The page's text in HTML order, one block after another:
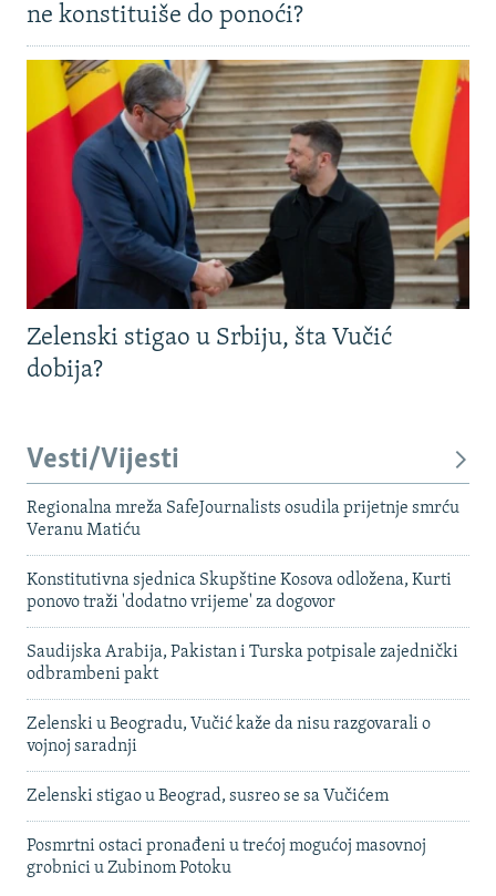
ne konstituiše do ponoći?
Zelenski stigao u Srbiju, šta Vučić
dobija?
Vesti/Vijesti
Regionalna mreža SafeJournalists osudila prijetnje smrću
Veranu Matiću
Konstitutivna sjednica Skupštine Kosova odložena, Kurti
ponovo traži 'dodatno vrijeme' za dogovor
Saudijska Arabija, Pakistan i Turska potpisale zajednički
odbrambeni pakt
Zelenski u Beogradu, Vučić kaže da nisu razgovarali o
vojnoj saradnji
Zelenski stigao u Beograd, susreo se sa Vučićem
Posmrtni ostaci pronađeni u trećoj mogućoj masovnoj
grobnici u Zubinom Potoku